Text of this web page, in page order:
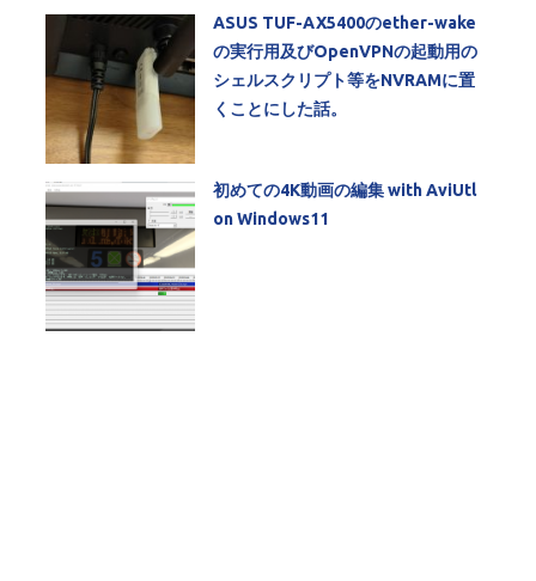
ASUS TUF-AX5400のether-wake
の実行用及びOpenVPNの起動用の
シェルスクリプト等をNVRAMに置
くことにした話。
初めての4K動画の編集 with AviUtl
on Windows11